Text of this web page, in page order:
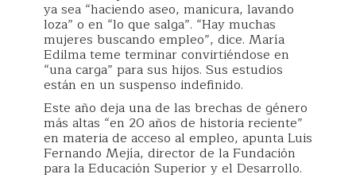
ya sea “haciendo aseo, manicura, lavando
loza” o en “lo que salga”. “Hay muchas
mujeres buscando empleo”, dice. María
Edilma teme terminar convirtiéndose en
“una carga” para sus hijos. Sus estudios
están en un suspenso indefinido.
Este año deja una de las brechas de género
más altas “en 20 años de historia reciente”
en materia de acceso al empleo, apunta Luis
Fernando Mejía, director de la Fundación
para la Educación Superior y el Desarrollo.